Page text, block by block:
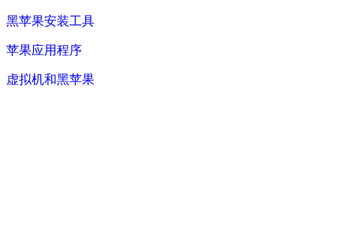
黑苹果安装工具
苹果应用程序
虚拟机和黑苹果